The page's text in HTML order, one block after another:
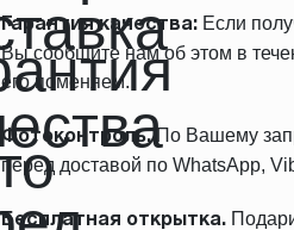
Гарантия качества: Если
Вы сообщите нам об этом в
его поменяем.
Фотоконтроль.По Вашему
перед доставой по WhatsApp,
Бесплатная открытка.